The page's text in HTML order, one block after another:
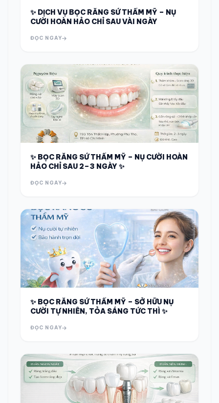
✨ DỊCH VỤ BỌC RĂNG SỨ THẨM MỸ – NỤ
CƯỜI HOÀN HẢO CHỈ SAU VÀI NGÀY
ĐỌC NGAY
✨ BỌC RĂNG SỨ THẨM MỸ – NỤ CƯỜI HOÀN
HẢO CHỈ SAU 2–3 NGÀY ✨
ĐỌC NGAY
✨ BỌC RĂNG SỨ THẨM MỸ – SỞ HỮU NỤ
CƯỜI TỰ NHIÊN, TỎA SÁNG TỨC THÌ ✨
ĐỌC NGAY